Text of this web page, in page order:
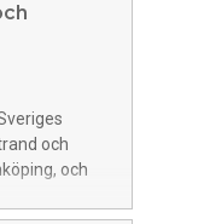
och
och